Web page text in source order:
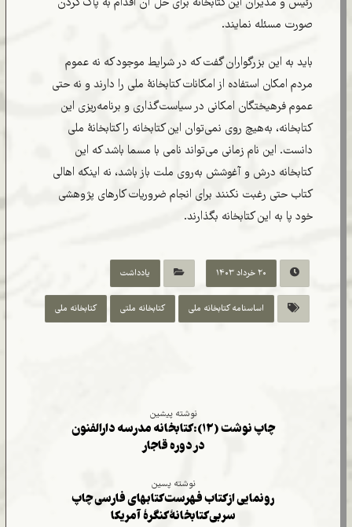
صورت مسئله نمایند.
باید به این بزرگواران گفت که در شرایط موجود که نه عموم
مردم امکان استفاده از امکانات کتابخانۀ ملی را دارند و نه حتی
عموم فرهیختگان امکانی در سیاست‌گذاری و برنامه‌ریزی این
کتابخانه، به‌هیچ روی نمی‌توان این کتابخانه را کتابخانۀ ملی
دانست. این نام زمانی می‌تواند نامی با مسما باشد که این
کتابخانه درش و آغوشش به‌روی ملت باز باشد، نه اینکه اهالی
کتاب حتی رغبت نکنند برای انجام ضروریات کارهای پژوهشی
خود پا به این کتابخانه بگذارند.
۲۰ خرداد ۱۴۰۳ یادداشت
اساسنامه کتابخانه ملی کتابخانه ملتی کتابخانه ملی
نوشته پیشین
چاپ نوشت (۱۲): کتابخانه مدرسه دارالفنون
در دوره قاجار
نوشته پسین
رونمایی از کتاب فهرست کتابهای فارسی چاپ
سربی کتابخانۀ کنگرۀ آمریکا